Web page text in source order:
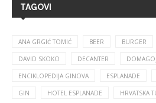
TAGOVI
ANA GRGIĆ TOMIĆ BEER BURGER
DAVID SKOKO DECANTER
ENCIKLOPEDIJA GINOVA ESPLANADE
GIN HOTEL ESPLANADE HRVATSKA